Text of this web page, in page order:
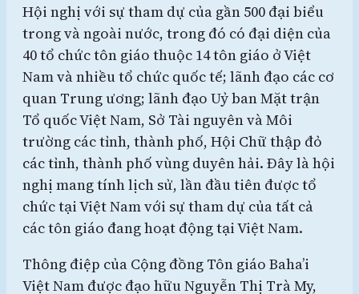
Hội nghị với sự tham dự của gần 500 đại biểu
trong và ngoài nước, trong đó có đại diện của
40 tổ chức tôn giáo thuộc 14 tôn giáo ở Việt
Nam và nhiều tổ chức quốc tế; lãnh đạo các cơ
quan Trung ương; lãnh đạo Uỷ ban Mặt trận
Tổ quốc Việt Nam, Sở Tài nguyên và Môi
trường các tỉnh, thành phố, Hội Chữ thập đỏ
các tỉnh, thành phố vùng duyên hải. Đây là hội
nghị mang tính lịch sử, lần đầu tiên được tổ
chức tại Việt Nam với sự tham dự của tất cả
các tôn giáo đang hoạt động tại Việt Nam.
Thông điệp của Cộng đồng Tôn giáo Baha’i
Việt Nam được đạo hữu Nguyễn Thị Trà My,